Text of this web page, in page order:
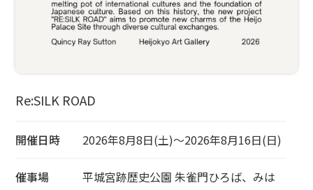
Re:SILK ROAD
開催日時 2026年8月8日(土)～2026年8月16日(日)
催事場
平城宮跡歴史公園 朱雀門ひろば、みは